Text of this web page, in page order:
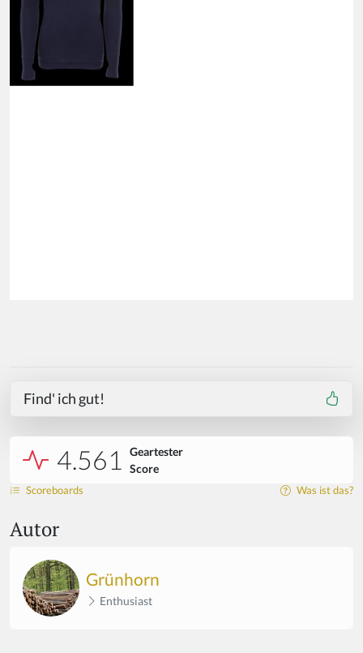
Find' ich gut!
4.561 Geartester
Score
Scoreboards Was ist das?
Autor
Grünhorn
Enthusiast